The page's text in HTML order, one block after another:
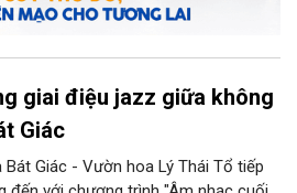
giai điệu jazz giữa không
Giác
Giác - Vườn hoa Lý Thái Tổ tiếp